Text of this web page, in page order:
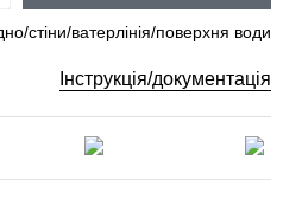
стіни/ватерлінія/поверхня води
Інструкція/документація